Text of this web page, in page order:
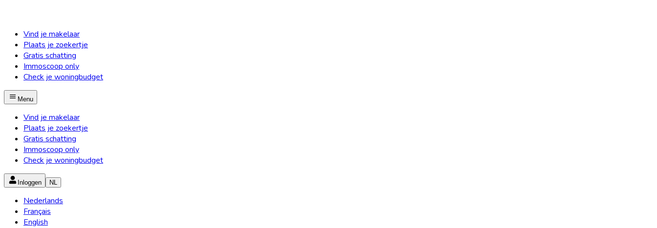
Vind je makelaar
Plaats je zoekertje
Gratis schatting
Immoscoop only
Check je woningbudget
Menu
Vind je makelaar
Plaats je zoekertje
Gratis schatting
Immoscoop only
Check je woningbudget
Inloggen NL
Nederlands
Français
English